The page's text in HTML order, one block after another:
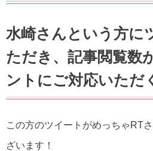
水崎さんという方に
ただき、記事閲覧数
ントにご対応いただ
この方のツイートがめっちゃRT
ざいます！